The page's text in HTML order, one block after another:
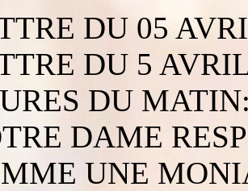
DU 05
DU 5
DU
DAME
UNE